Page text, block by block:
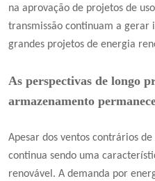
na aprovação de projetos de
transmissão continuam a gerar
grandes projetos de energia
As perspectivas de longo
armazenamento
Apesar dos ventos contrários
continua sendo uma
renovável. A demanda por